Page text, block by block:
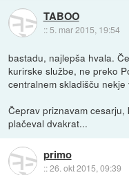
TABOO
:: 5. mar 2015, 19:54
bastadu, najlepša hvala.
kurirske službe, ne preko
centralnem skladišču
Čeprav priznavam
plačeval dvakrat...
primo
::26. okt 2015, 09:39